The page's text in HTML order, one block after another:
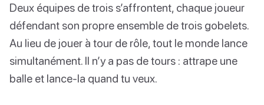
Deux équipes de trois s’affrontent, chaque joueur
défendant son propre ensemble de trois gobelets.
Au lieu de jouer à tour de rôle, tout le monde lance
simultanément. Il n’y a pas de tours : attrape une
balle et lance-la quand tu veux.